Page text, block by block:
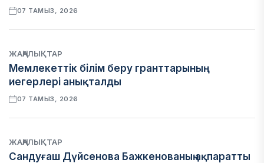
07 ТАМЫЗ, 2026
ЖАҢАЛЫҚТАР
Мемлекеттік білім беру гранттарының
иегерлері анықталды
07 ТАМЫЗ, 2026
ЖАҢАЛЫҚТАР
Сандуғаш Дүйсенова Бажкенованың ақпаратты